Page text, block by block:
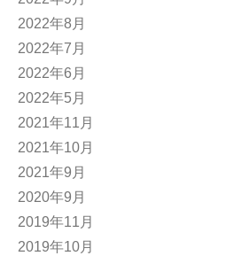
2022年8月
2022年7月
2022年6月
2022年5月
2021年11月
2021年10月
2021年9月
2020年9月
2019年11月
2019年10月